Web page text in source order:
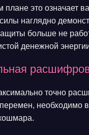
плане это означает
наглядно
больше не
денежной
точно
необходимо